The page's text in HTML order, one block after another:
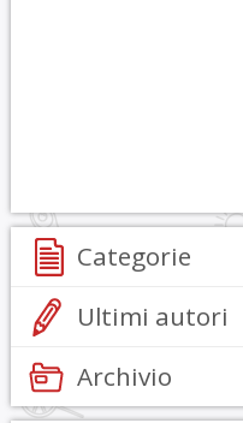
Categorie
Ultimi autori
Archivio